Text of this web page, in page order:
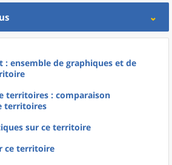
: ensemble de graphiques et de
territoires : comparaison
territoires
sur ce territoire
ce territoire